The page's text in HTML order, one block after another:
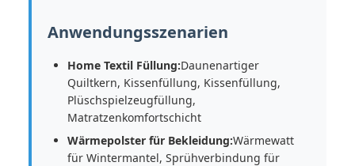
Anwendungsszenarien
Home Textil Füllung:Daunenartiger
Quiltkern, Kissenfüllung, Kissenfüllung,
Plüschspielzeugfüllung,
Matratzenkomfortschicht
Wärmepolster für Bekleidung:Wärmewatt
für Wintermantel, Sprühverbindung für